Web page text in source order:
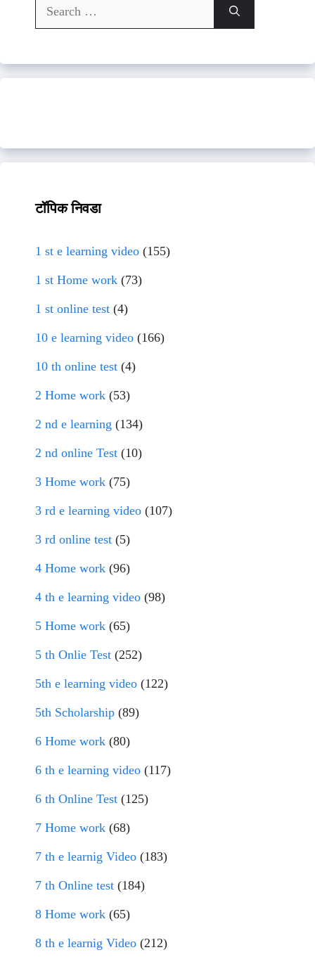
Search
for:
टॉपिक निवडा
1 st e learning video (155)
1 st Home work (73)
1 st online test (4)
10 e learning video (166)
10 th online test (4)
2 Home work (53)
2 nd e learning (134)
2 nd online Test (10)
3 Home work (75)
3 rd e learning video (107)
3 rd online test (5)
4 Home work (96)
4 th e learning video (98)
5 Home work (65)
5 th Onlie Test (252)
5th e learning video (122)
5th Scholarship (89)
6 Home work (80)
6 th e learning video (117)
6 th Online Test (125)
7 Home work (68)
7 th e learnig Video (183)
7 th Online test (184)
8 Home work (65)
8 th e learnig Video (212)